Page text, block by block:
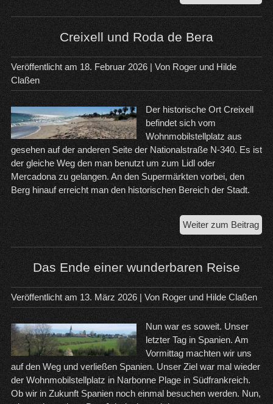
Creixell und Roda de Bera
Veröffentlicht am 18. Februar 2026| Von Roger und Hilde
Claßen
Der historische Ort Creixell
befindet sich vom
Wohnmobilstellplatz aus
gesehen auf der anderen Seite der Nationalstraße N-340. Es ist
der gleiche Weg den man benutzt um zum Lidl oder
Mercadona zu gelangen. An den Supermärkten vorbei, den
Berg hinauf erreicht man den historischen Bereich der Stadt.
Weiter zum Beitrag
und
Das Ende einer wunderbaren Reise
Veröffentlicht am 13. März 2026| Von Roger und Hilde Claßen
Nun war es soweit. Unser
letzter Tag in Spanien. Am
Vormittag machten wir uns
auf den Weg und verließen Spanien. Unser Ziel war mal wieder
der Wohnmobilstellplatz in Narbonne Plage in Südfrankreich.
Ob wir in Zukunft Spanien noch einmal besuchen werden. Nun,